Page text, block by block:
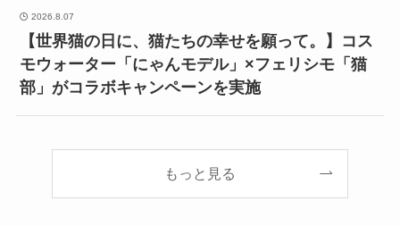
2026.8.07
【世界猫の日に、猫たちの幸せを願って。】コス
モウォーター「にゃんモデル」×フェリシモ「猫
部」がコラボキャンペーンを実施
もっと見る